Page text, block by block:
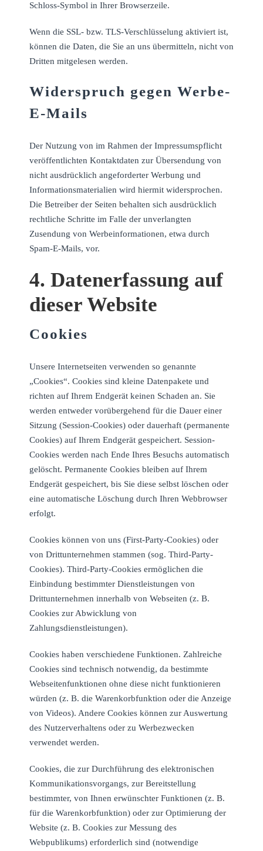
Schloss-Symbol in Ihrer Browserzeile.
Wenn die SSL- bzw. TLS-Verschlüsselung aktiviert ist,
können die Daten, die Sie an uns übermitteln, nicht von
Dritten mitgelesen werden.
Widerspruch gegen Werbe-
E-Mails
Der Nutzung von im Rahmen der Impressumspflicht
veröffentlichten Kontaktdaten zur Übersendung von
nicht ausdrücklich angeforderter Werbung und
Informationsmaterialien wird hiermit widersprochen.
Die Betreiber der Seiten behalten sich ausdrücklich
rechtliche Schritte im Falle der unverlangten
Zusendung von Werbeinformationen, etwa durch
Spam-E-Mails, vor.
4. Datenerfassung auf
dieser Website
Cookies
Unsere Internetseiten verwenden so genannte
„Cookies“. Cookies sind kleine Datenpakete und
richten auf Ihrem Endgerät keinen Schaden an. Sie
werden entweder vorübergehend für die Dauer einer
Sitzung (Session-Cookies) oder dauerhaft (permanente
Cookies) auf Ihrem Endgerät gespeichert. Session-
Cookies werden nach Ende Ihres Besuchs automatisch
gelöscht. Permanente Cookies bleiben auf Ihrem
Endgerät gespeichert, bis Sie diese selbst löschen oder
eine automatische Löschung durch Ihren Webbrowser
erfolgt.
Cookies können von uns (First-Party-Cookies) oder
von Drittunternehmen stammen (sog. Third-Party-
Cookies). Third-Party-Cookies ermöglichen die
Einbindung bestimmter Dienstleistungen von
Drittunternehmen innerhalb von Webseiten (z. B.
Cookies zur Abwicklung von
Zahlungsdienstleistungen).
Cookies haben verschiedene Funktionen. Zahlreiche
Cookies sind technisch notwendig, da bestimmte
Webseitenfunktionen ohne diese nicht funktionieren
würden (z. B. die Warenkorbfunktion oder die Anzeige
von Videos). Andere Cookies können zur Auswertung
des Nutzerverhaltens oder zu Werbezwecken
verwendet werden.
Cookies, die zur Durchführung des elektronischen
Kommunikationsvorgangs, zur Bereitstellung
bestimmter, von Ihnen erwünschter Funktionen (z. B.
für die Warenkorbfunktion) oder zur Optimierung der
Website (z. B. Cookies zur Messung des
Webpublikums) erforderlich sind (notwendige